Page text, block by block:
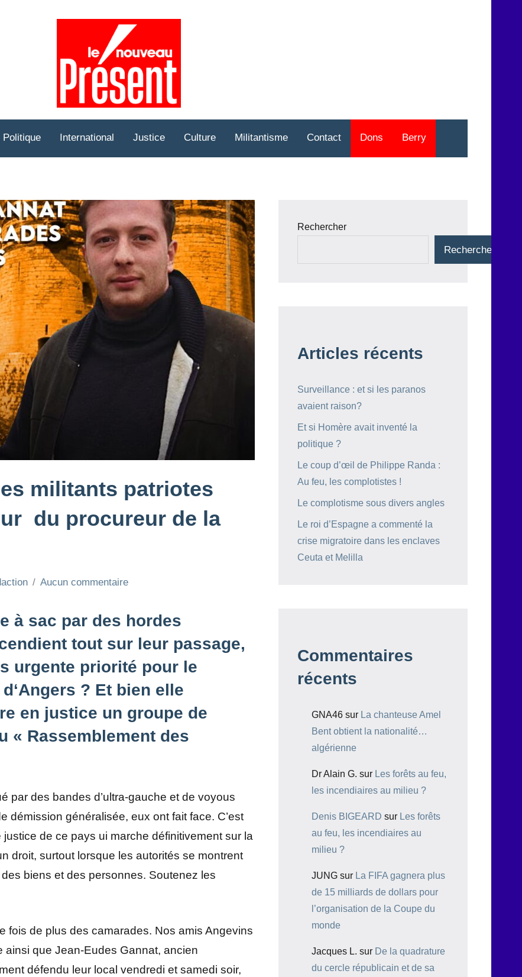
Politique International Justice Culture Militantisme Contact Dons Berry
militants patriotes
du procureur de la
Aucun commentaire
à sac par des hordes
tout sur leur passage,
urgente priorité pour le
? Et bien elle
en justice un groupe de
« Rassemblement des
par des bandes d’ultra-gauche et de voyous
démission généralisée, eux ont fait face. C’est
de ce pays ui marche définitivement sur la
droit, surtout lorsque les autorités se montrent
biens et des personnes. Soutenez les
fois de plus des camarades. Nos amis Angevins
que Jean-Eudes Gannat, ancien
défendu leur local vendredi et samedi soir,
Rechercher
Rechercher
Articles récents
Surveillance : et si les paranos
avaient raison?
Et si Homère avait inventé la
politique ?
Le coup d’œil de Philippe Randa :
Au feu, les complotistes !
Le complotisme sous divers angles
Le roi d’Espagne a commenté la
crise migratoire dans les enclaves
Ceuta et Melilla
Commentaires
récents
GNA46 sur La chanteuse Amel
Bent obtient la nationalité…
algérienne
Dr Alain G. sur Les forêts au feu,
les incendiaires au milieu ?
Denis BIGEARD sur Les forêts
au feu, les incendiaires au
milieu ?
JUNG sur La FIFA gagnera plus
de 15 milliards de dollars pour
l’organisation de la Coupe du
monde
Jacques L. sur De la quadrature
du cercle républicain et de sa